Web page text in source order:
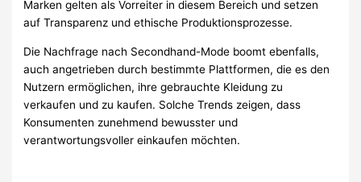
Marken gelten als Vorreiter in diesem Bereich und setzen
auf Transparenz und ethische Produktionsprozesse.
Die Nachfrage nach Secondhand-Mode boomt ebenfalls,
auch angetrieben durch bestimmte Plattformen, die es den
Nutzern ermöglichen, ihre gebrauchte Kleidung zu
verkaufen und zu kaufen. Solche Trends zeigen, dass
Konsumenten zunehmend bewusster und
verantwortungsvoller einkaufen möchten.